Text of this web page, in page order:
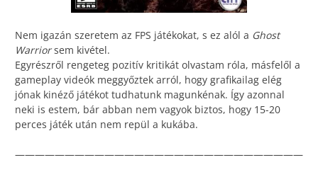
Nem igazán szeretem az FPS játékokat, s ez alól a Ghost
Warriorsem kivétel.
Egyrészről rengeteg pozitív kritikát olvastam róla, másfelől a
gameplay videók meggyőztek arról, hogy grafikailag elég
jónak kinéző játékot tudhatunk magunkénak. Így azonnal
neki is estem, bár abban nem vagyok biztos, hogy 15-20
perces játék után nem repül a kukába.
—————————————————————————————